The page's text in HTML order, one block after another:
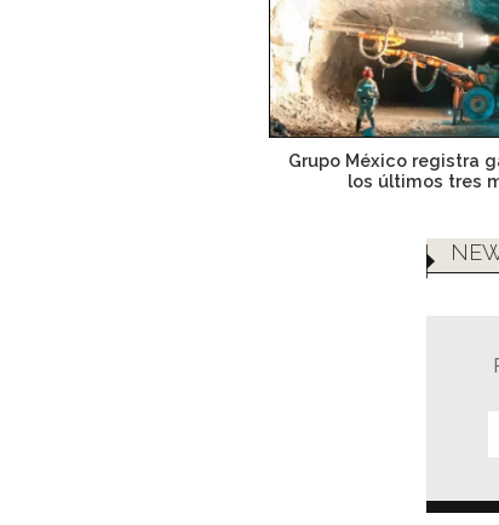
Grupo México registra
los últimos tres